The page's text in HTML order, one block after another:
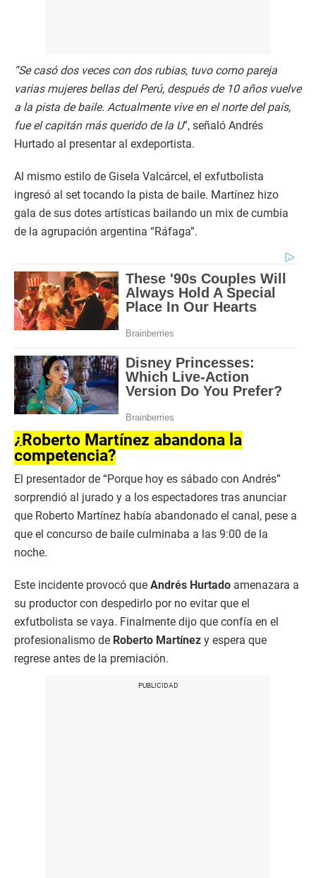
“Se casó dos veces con dos rubias, tuvo como pareja
varias mujeres bellas del Perú, después de 10 años vuelve
a la pista de baile. Actualmente vive en el norte del país,
fue el capitán más querido de la U”, señaló Andrés
Hurtado al presentar al exdeportista.
Al mismo estilo de Gisela Valcárcel, el exfutbolista
ingresó al set tocando la pista de baile. Martínez hizo
gala de sus dotes artísticas bailando un mix de cumbia
de la agrupación argentina “Ráfaga”.
¿Roberto Martínez abandona la
competencia?
El presentador de “Porque hoy es sábado con Andrés”
sorprendió al jurado y a los espectadores tras anunciar
que Roberto Martínez había abandonado el canal, pese a
que el concurso de baile culminaba a las 9:00 de la
noche.
Este incidente provocó que Andrés Hurtado amenazara a
su productor con despedirlo por no evitar que el
exfutbolista se vaya. Finalmente dijo que confía en el
profesionalismo de Roberto Martínez y espera que
regrese antes de la premiación.